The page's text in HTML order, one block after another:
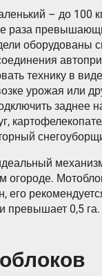
– до 100
раза
оборудованы
технику в
урожая или
заднее
огороде.
его
превышает 0,5 га.